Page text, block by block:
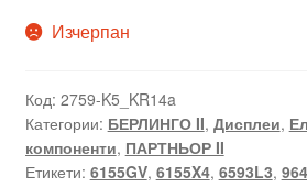
Изчерпан
Код: 2759-K5_KR14a
Категории: БЕРЛИНГО II, Дисплеи,
компоненти, ПАРТНЬОР II
Етикети: 6155GV, 6155X4, 6593L3,